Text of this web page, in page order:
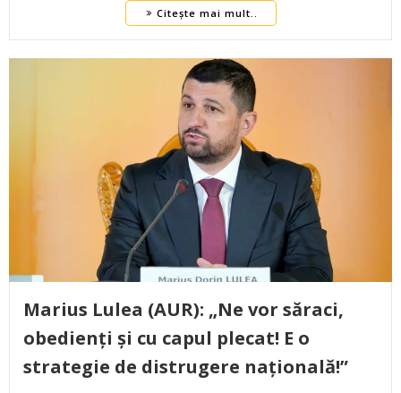
Citește mai mult..
Marius Lulea (AUR): „Ne vor săraci,
obedienți și cu capul plecat! E o
strategie de distrugere națională!”